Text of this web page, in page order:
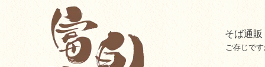
そば通
ご存じで